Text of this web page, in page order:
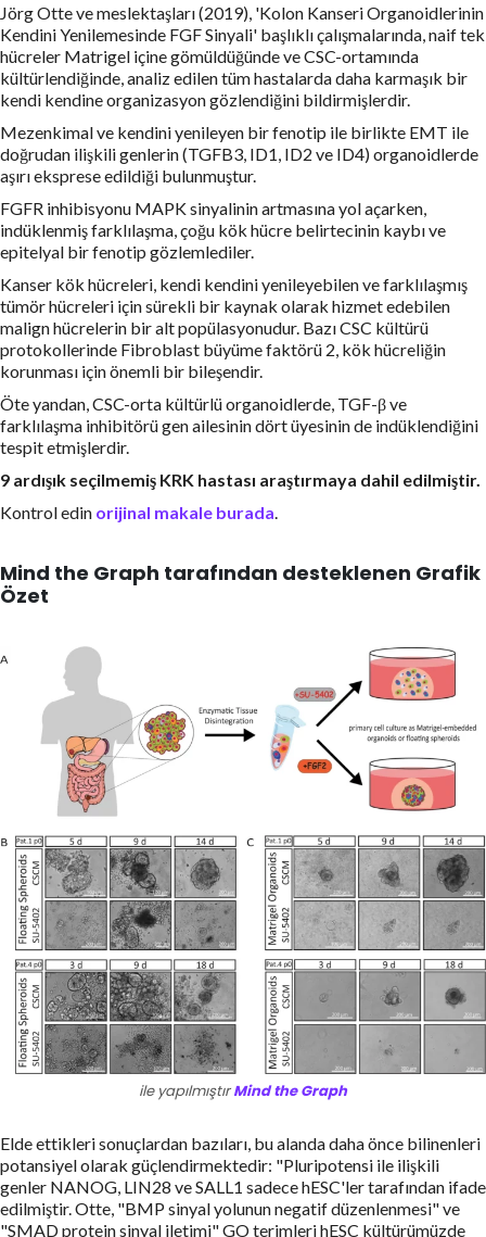
Jörg Otte ve meslektaşları (2019), 'Kolon Kanseri Organoidlerinin
Kendini Yenilemesinde FGF Sinyali' başlıklı çalışmalarında, naif tek
hücreler Matrigel içine gömüldüğünde ve CSC-ortamında
kültürlendiğinde, analiz edilen tüm hastalarda daha karmaşık bir
kendi kendine organizasyon gözlendiğini bildirmişlerdir.
Mezenkimal ve kendini yenileyen bir fenotip ile birlikte EMT ile
doğrudan ilişkili genlerin (TGFB3, ID1, ID2 ve ID4) organoidlerde
aşırı eksprese edildiği bulunmuştur.
FGFR inhibisyonu MAPK sinyalinin artmasına yol açarken,
indüklenmiş farklılaşma, çoğu kök hücre belirtecinin kaybı ve
epitelyal bir fenotip gözlemlediler.
Kanser kök hücreleri, kendi kendini yenileyebilen ve farklılaşmış
tümör hücreleri için sürekli bir kaynak olarak hizmet edebilen
malign hücrelerin bir alt popülasyonudur. Bazı CSC kültürü
protokollerinde Fibroblast büyüme faktörü 2, kök hücreliğin
korunması için önemli bir bileşendir.
Öte yandan, CSC-orta kültürlü organoidlerde, TGF-β ve
farklılaşma inhibitörü gen ailesinin dört üyesinin de indüklendiğini
tespit etmişlerdir.
9 ardışık seçilmemiş KRK hastası araştırmaya dahil edilmiştir.
Kontrol edin orijinal makale burada.
Mind the Graph tarafından desteklenen Grafik
Özet
ile yapılmıştırMind the Graph
Elde ettikleri sonuçlardan bazıları, bu alanda daha önce bilinenleri
potansiyel olarak güçlendirmektedir: "Pluripotensi ile ilişkili
genler NANOG, LIN28 ve SALL1 sadece hESC'ler tarafından ifade
edilmiştir. Otte, "BMP sinyal yolunun negatif düzenlenmesi" ve
"SMAD protein sinyal iletimi" GO terimleri hESC kültürümüzde